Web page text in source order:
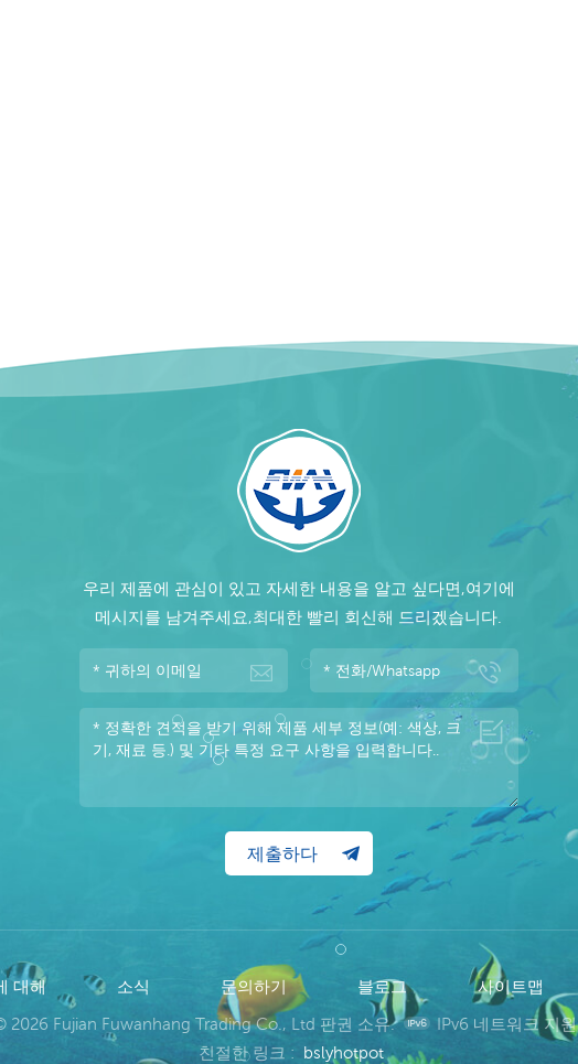
우리 제품에 관심이 있고 자세한 내용을 알고 싶다면,여기에
메시지를 남겨주세요,최대한 빨리 회신해 드리겠습니다.
대해 소식 문의하기 블로그 사이트맵
2026 Fujian Fuwanhang Trading Co., Ltd 판권 소유.
IPv6 네트워크 지원
친절한 링크 : bslyhotpot